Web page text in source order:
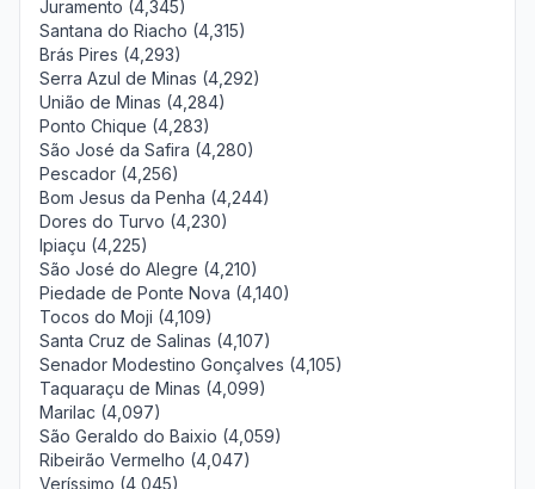
Juramento (4,345)
Santana do Riacho (4,315)
Brás Pires (4,293)
Serra Azul de Minas (4,292)
União de Minas (4,284)
Ponto Chique (4,283)
São José da Safira (4,280)
Pescador (4,256)
Bom Jesus da Penha (4,244)
Dores do Turvo (4,230)
Ipiaçu (4,225)
São José do Alegre (4,210)
Piedade de Ponte Nova (4,140)
Tocos do Moji (4,109)
Santa Cruz de Salinas (4,107)
Senador Modestino Gonçalves (4,105)
Taquaraçu de Minas (4,099)
Marilac (4,097)
São Geraldo do Baixio (4,059)
Ribeirão Vermelho (4,047)
Veríssimo (4,045)